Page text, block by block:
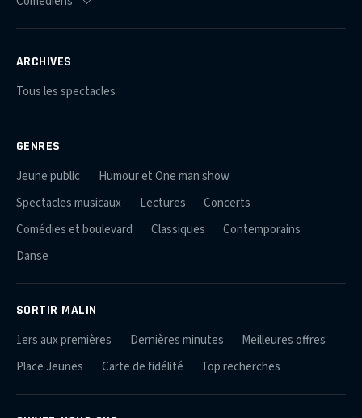
ARCHIVES
Tous les spectacles
GENRES
Jeune public
Humour et One man show
Spectacles musicaux
Lectures
Concerts
Comédies et boulevard
Classiques
Contemporains
Danse
SORTIR MALIN
1ers aux premières Dernières minutes
Meilleures offres
Place Jeunes
Carte de fidélité Top recherches